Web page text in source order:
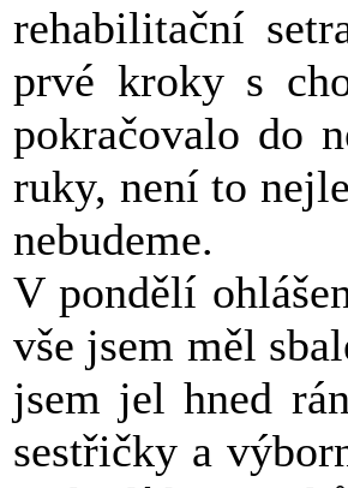
rehabilitační
prvé kroky s
pokračovalo do
ruky, není to
nebudeme.
V pondělí
vše jsem měl
jsem jel hned
sestřičky a